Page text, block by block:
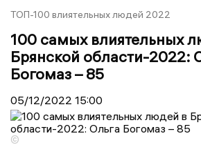
ТОП-100 влиятельных людей 2022
100 самых влиятельных
Брянской области-2022:
Богомаз – 85
05/12/2022 15:00
©